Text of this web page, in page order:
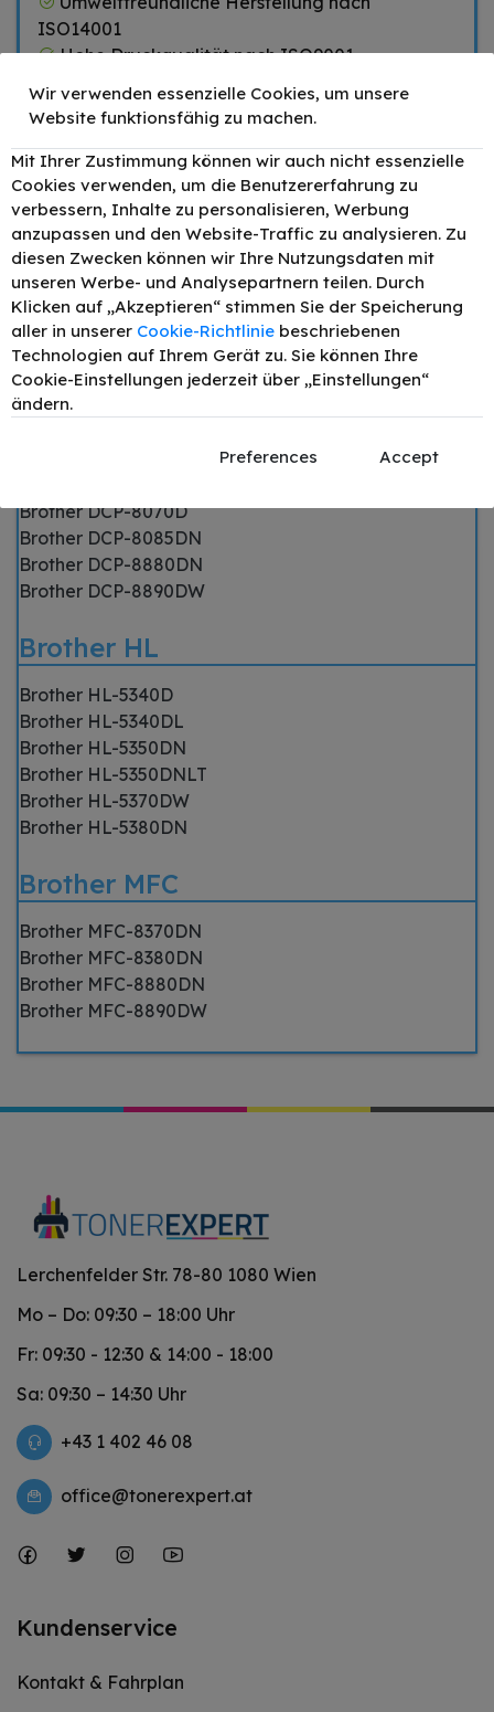
ISO14001
Hohe Druckqualität nach ISO9001
Zubehör
TONEX alternativ für
Brother DR-3200
Bildtrommel (Drum-Unit)
bis zu 25000 Seiten
49,90 € – +
Passend für Beschreibung
Produktdetails
Brother DCP-8070D
Brother DCP-8085DN
Brother DCP-8880DN
Brother DCP-8890DW
Brother HL
Brother HL-5340D
Brother HL-5340DL
Brother HL-5350DN
Brother HL-5350DNLT
Brother HL-5370DW
Brother HL-5380DN
Brother MFC
Brother MFC-8370DN
Brother MFC-8380DN
Brother MFC-8880DN
Brother MFC-8890DW
Lerchenfelder Str. 78-80 1080 Wien
Mo – Do: 09:30 – 18:00 Uhr
Fr: 09:30 - 12:30 & 14:00 - 18:00
Sa: 09:30 – 14:30 Uhr
+43 1 402 46 08
office@tonerexpert.at
Kundenservice
Kontakt & Fahrplan
Wir verwenden essenzielle Cookies, um unsere
Website funktionsfähig zu machen.
Mit Ihrer Zustimmung können wir auch nicht essenzielle
Cookies verwenden, um die Benutzererfahrung zu
verbessern, Inhalte zu personalisieren, Werbung
anzupassen und den Website-Traffic zu analysieren. Zu
diesen Zwecken können wir Ihre Nutzungsdaten mit
unseren Werbe- und Analysepartnern teilen. Durch
Klicken auf „Akzeptieren“ stimmen Sie der Speicherung
aller in unserer Cookie-Richtlinie beschriebenen
Technologien auf Ihrem Gerät zu. Sie können Ihre
Cookie-Einstellungen jederzeit über „Einstellungen“
ändern.
Preferences Accept